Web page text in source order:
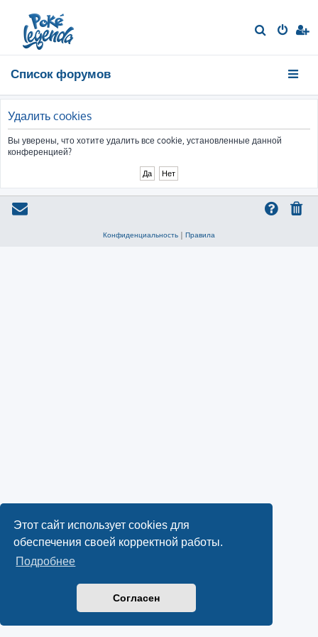
Этот сайт использует cookies для
обеспечения своей корректной работы.
Подробнее
Согласен
к
Список форумов
Удалить cookies
Вы уверены, что хотите удалить все cookie, установленные данной
конференцией?
Конфиденциальность | Правила